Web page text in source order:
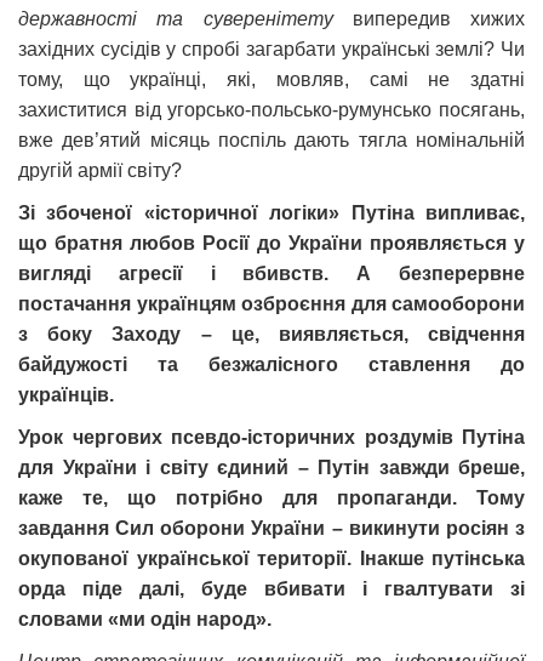
державності та суверенітетувипередив хижих
західних сусідів у спробі загарбати українські землі? Чи
тому, що українці, які, мовляв, самі не здатні
захиститися від угорсько-польсько-румунсько посягань,
вже дев’ятий місяць поспіль дають тягла номінальній
другій армії світу?
Зі збоченої «історичної логіки» Путіна випливає,
що братня любов Росії до України проявляється у
вигляді агресії і вбивств. А безперервне
постачання українцям озброєння для самооборони
з боку Заходу – це, виявляється, свідчення
байдужості та безжалісного ставлення до
українців.
Урок чергових псевдо-історичних роздумів Путіна
для України і світу єдиний – Путін завжди бреше,
каже те, що потрібно для пропаганди. Тому
завдання Сил оборони України – викинути росіян з
окупованої української території. Інакше путінська
орда піде далі, буде вбивати і гвалтувати зі
словами «ми одін народ».